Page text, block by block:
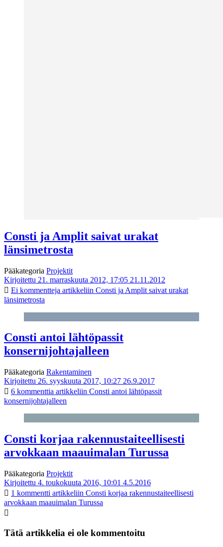
Consti ja Amplit saivat urakat
länsimetrosta
Pääkategoria Projektit
Kirjoitettu 21. marraskuuta 2012, 17:05 21.11.2012
Ei kommentteja artikkeliin Consti ja Amplit saivat urakat
länsimetrosta
Consti antoi lähtöpassit
konsernijohtajalleen
Pääkategoria Rakentaminen
Kirjoitettu 26. syyskuuta 2017, 10:27 26.9.2017
6 kommenttia artikkeliin Consti antoi lähtöpassit
konsernijohtajalleen
Consti korjaa rakennustaiteellisesti
arvokkaan maauimalan Turussa
Pääkategoria Projektit
Kirjoitettu 4. toukokuuta 2016, 10:01 4.5.2016
1 kommentti artikkeliin Consti korjaa rakennustaiteellisesti
arvokkaan maauimalan Turussa
Tätä artikkelia ei ole kommentoitu